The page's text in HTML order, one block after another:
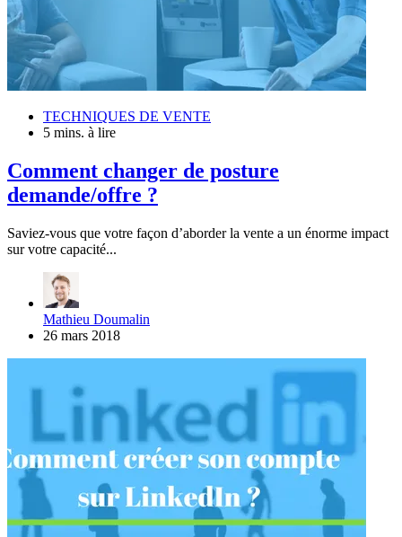
TECHNIQUES DE VENTE
5 mins. à lire
Comment changer de posture
demande/offre ?
Saviez-vous que votre façon d’aborder la vente a un énorme impact
sur votre capacité...
Mathieu Doumalin
26 mars 2018